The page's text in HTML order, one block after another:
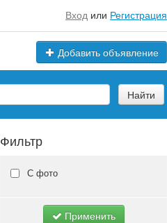
Вход или Регистрация
Добавить объявление
Найти
Фильтр
С фото
Применить